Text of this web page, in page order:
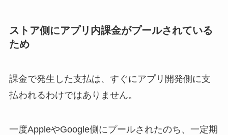
ストア側にアプリ内課金がプールされている
ため
課金で発生した支払は、すぐにアプリ開発側に支
払われるわけではありません。
一度AppleやGoogle側にプールされたのち、一定期